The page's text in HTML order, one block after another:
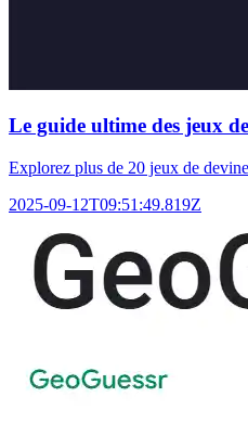
Le guide ultime des jeux
Explorez plus de 20 jeux de
2025-09-12T09:51:49.819Z